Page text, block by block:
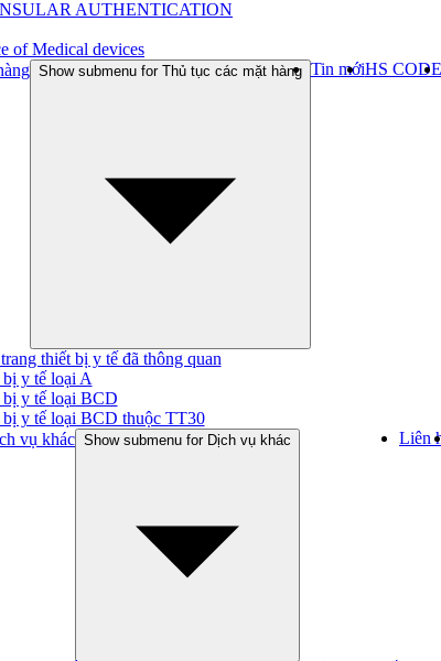
AUTHENTICATION
of Medical devices
Show submenu for Thủ tục các mặt hàng
thiết bị y tế đã thông quan
y tế loại A
bị y tế loại BCD
bị y tế loại BCD thuộc TT30
Tin mớiHS CODE
vụ khác Show submenu for Dịch vụ khác Liên